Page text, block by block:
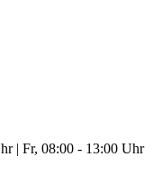
| Fr, 08:00 - 13:00 Uhr